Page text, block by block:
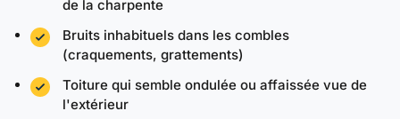
de la charpente
Bruits inhabituels dans les combles
(craquements, grattements)
Toiture qui semble ondulée ou affaissée vue de
l'extérieur